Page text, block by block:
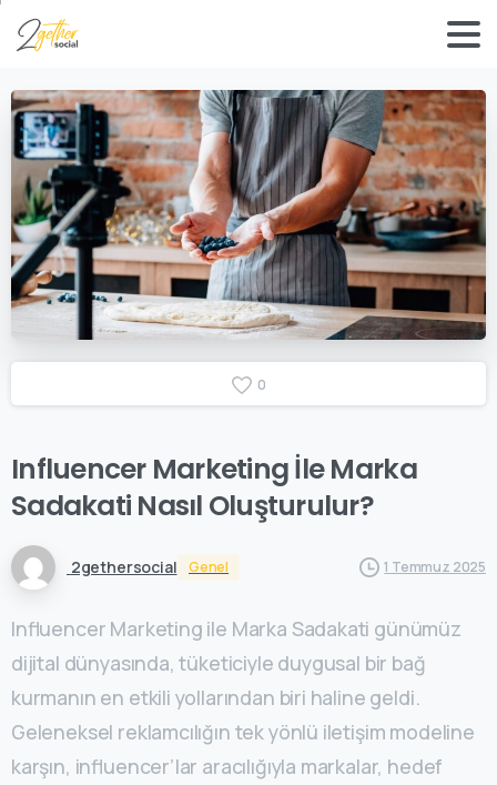
0
Influencer MarketingİleMarka
Sadakati Nasıl Oluşturulur?
2gethersocial Genel 1 Temmuz 2025
Influencer Marketing ile Marka Sadakati günümüz
dijital dünyasında, tüketiciyle duygusal bir bağ
kurmanın en etkili yollarından biri haline geldi.
Geleneksel reklamcılığın tek yönlü iletişim modeline
karşın, influencer’lar aracılığıyla markalar, hedef